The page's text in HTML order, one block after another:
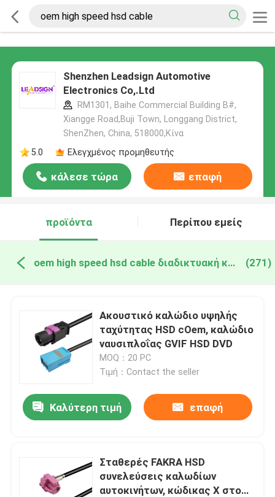
Shenzhen Leadsign Automotive
Electronics Co,.Ltd
RM1301, Baihe Commercial Building B#,
Xiangge Road,Buji Town, Longgang District,
ShenZhen, China, 518000,Κίνα
5.0
Ελεγχμένος προμηθευτής
κάλεσε τώρα επαφή
προϊόντα Περίπου εμείς
oem high speed hsd cable διαδικτυακή κατασκευή (271)
Ακουστικό καλώδιο υψηλής
ταχύτητας HSD cOem, καλώδιο
ναυσιπλοΐας GVIF HSD DVD
MOQ：20 PC
Τιμή：Contact the seller
Καλύτερη τιμή επαφή
Σταθερές FAKRA HSD
συνελεύσεις καλωδίων
αυτοκινήτων, κώδικας Χ στο